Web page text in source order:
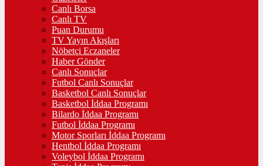
Canlı Borsa
Canlı TV
Puan Durumu
TV Yayın Akışları
Nöbetçi Eczaneler
Haber Gönder
Canlı Sonuçlar
Futbol Canlı Sonuçlar
Basketbol Canlı Sonuçlar
Basketbol İddaa Programı
Bilardo İddaa Programı
Futbol İddaa Programı
Motor Sporları İddaa Programı
Hentbol İddaa Programı
Voleybol İddaa Programı